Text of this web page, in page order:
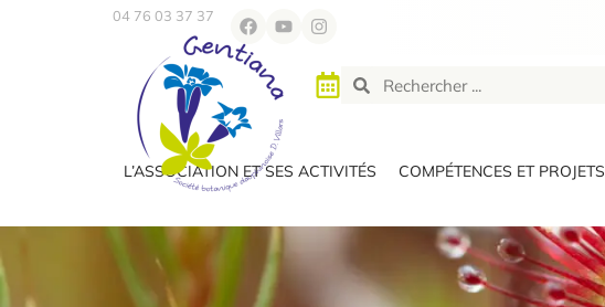
04 76 03 37 37
L’ASSOCIATION ET SES ACTIVITÉS COMPÉTENCES ET PROJETS